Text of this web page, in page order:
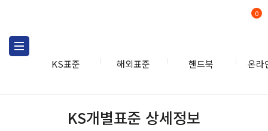
KS표준 해외표준 핸드북 온라
0
KS개별표준 상세정보